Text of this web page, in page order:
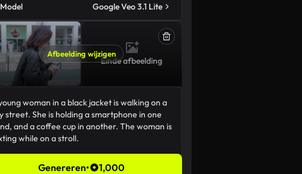
Model Google Veo 3.1 Lite
Afbeelding wijzigen
Einde afbeelding
Genereren• 1,000